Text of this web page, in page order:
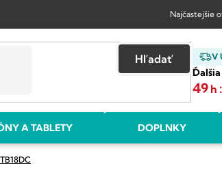
Najčastejšie
V
49 h :
Hľadať
A TABLETY DOPLNKY
TB18DC